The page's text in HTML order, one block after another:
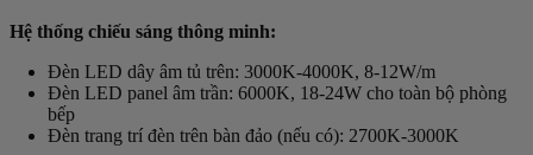
Hệ thống chiếu sáng thông minh:
Đèn LED dây âm tủ trên: 3000K-4000K, 8-12W/m
Đèn LED panel âm trần: 6000K, 18-24W cho toàn bộ phòng
bếp
Đèn trang trí đèn trên bàn đảo (nếu có): 2700K-3000K